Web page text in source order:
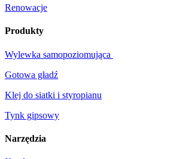
Renowacje
Produkty
Wylewka samopoziomująca
Gotowa gładź
Klej do siatki i styropianu
Tynk gipsowy
Narzędzia